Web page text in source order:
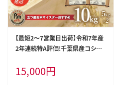
【最短2～7営業日出荷】令和7年産
2年連続特A評価!千葉県産コシヒ
千葉県産 大網白里市 コシヒカリ
米 精米 こめ 送料無料 E001
15,000円